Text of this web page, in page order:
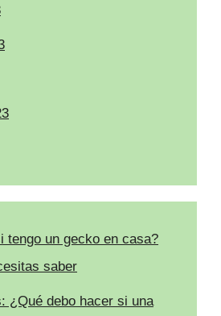
tengo un gecko en casa?
saber
¿Qué debo hacer si una